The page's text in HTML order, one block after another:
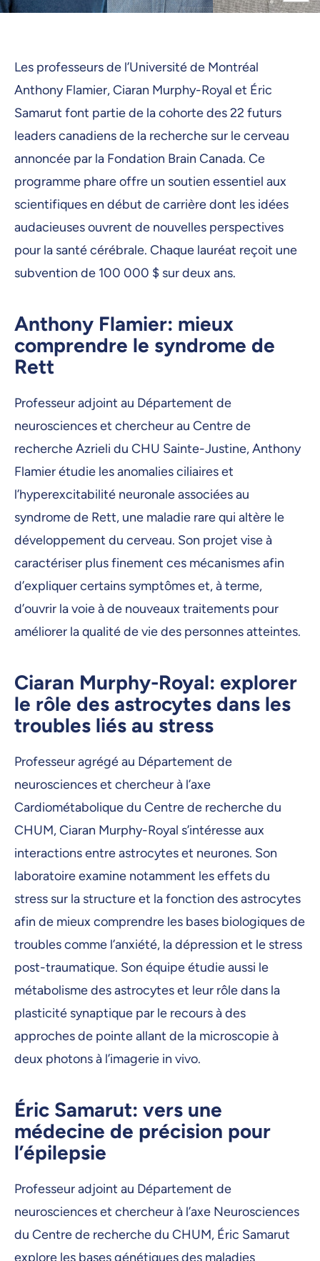
Les professeurs de l’Université de Montréal
Anthony Flamier, Ciaran Murphy-Royal et Éric
Samarut font partie de la cohorte des 22 futurs
leaders canadiens de la recherche sur le cerveau
annoncée par la Fondation Brain Canada. Ce
programme phare offre un soutien essentiel aux
scientifiques en début de carrière dont les idées
audacieuses ouvrent de nouvelles perspectives
pour la santé cérébrale. Chaque lauréat reçoit une
subvention de 100 000 $ sur deux ans.
Anthony Flamier: mieux
comprendre le syndrome de
Rett
Professeur adjoint au Département de
neurosciences et chercheur au Centre de
recherche Azrieli du CHU Sainte-Justine, Anthony
Flamier étudie les anomalies ciliaires et
l’hyperexcitabilité neuronale associées au
syndrome de Rett, une maladie rare qui altère le
développement du cerveau. Son projet vise à
caractériser plus finement ces mécanismes afin
d’expliquer certains symptômes et, à terme,
d’ouvrir la voie à de nouveaux traitements pour
améliorer la qualité de vie des personnes atteintes.
Ciaran Murphy-Royal: explorer
le rôle des astrocytes dans les
troubles liés au stress
Professeur agrégé au Département de
neurosciences et chercheur à l’axe
Cardiométabolique du Centre de recherche du
CHUM, Ciaran Murphy-Royal s’intéresse aux
interactions entre astrocytes et neurones. Son
laboratoire examine notamment les effets du
stress sur la structure et la fonction des astrocytes
afin de mieux comprendre les bases biologiques de
troubles comme l’anxiété, la dépression et le stress
post-traumatique. Son équipe étudie aussi le
métabolisme des astrocytes et leur rôle dans la
plasticité synaptique par le recours à des
approches de pointe allant de la microscopie à
deux photons à l’imagerie in vivo.
Éric Samarut: vers une
médecine de précision pour
l’épilepsie
Professeur adjoint au Département de
neurosciences et chercheur à l’axe Neurosciences
du Centre de recherche du CHUM, Éric Samarut
explore les bases génétiques des maladies